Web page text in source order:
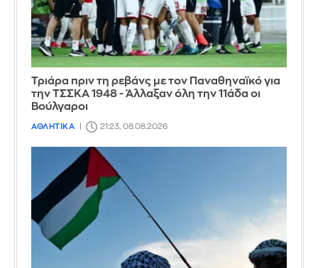
Τριάρα πριν τη ρεβάνς με τον Παναθηναϊκό για
την ΤΣΣΚΑ 1948 - Άλλαξαν όλη την 11άδα οι
Βούλγαροι
ΑΘΛΗΤΙΚΑ 21:23, 08.08.2026